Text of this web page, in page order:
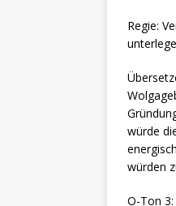
Regie:
würde
würden
O-Ton